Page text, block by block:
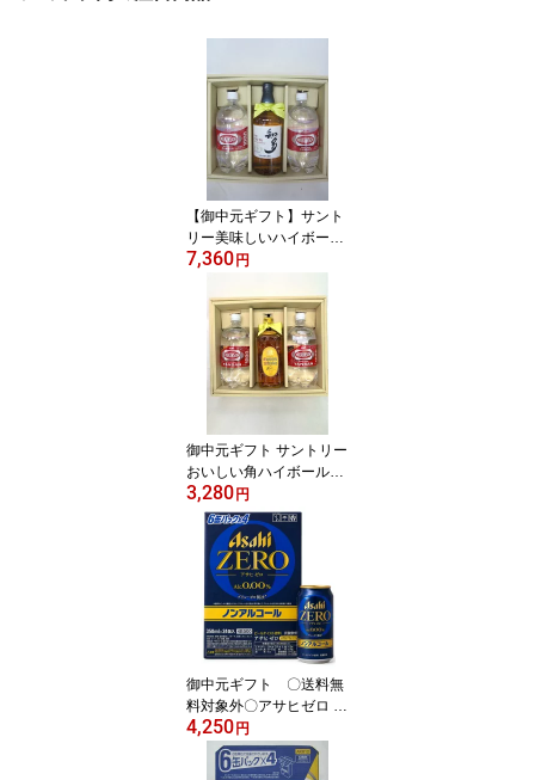
【御中元ギフト】サント
リー美味しいハイボール
が簡単に作れる サントリ
ト セット 贈り物 プレゼ
ント 家飲み 御礼 御祝
7,360 円
御中元ギフト サントリー
おいしい角ハイボールを
作ろう 角瓶ハイボール
御中元 ギフトセット プ
レゼント 贈り物 ウイス
キー 感謝 御礼
3,280 円
御中元ギフト 〇送料無
料対象外〇アサヒゼロ Z
ERO ノンアルコールビ
ール 350ml 24缶入 1ケー
ス (24本) ◇ 1配送、2
4,250 円